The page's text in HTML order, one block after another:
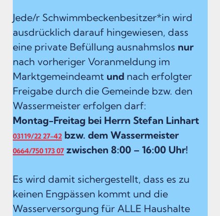
Jede/r Schwimmbeckenbesitzer*in wird
ausdrücklich darauf hingewiesen, dass
eine private Befüllung ausnahmslos nur
nach vorheriger Voranmeldung im
Marktgemeindeamt undnach erfolgter
Freigabe durch die Gemeinde bzw. den
Wassermeister erfolgen darf:
Montag-Freitag bei Herrn Stefan Linhart
03119/22 27-42bzw. dem Wassermeister
0664/750 173 07zwischen 8:00 – 16:00 Uhr!
Es wird damit sichergestellt, dass es zu
keinen Engpässen kommt und die
Wasserversorgung für ALLE Haushalte